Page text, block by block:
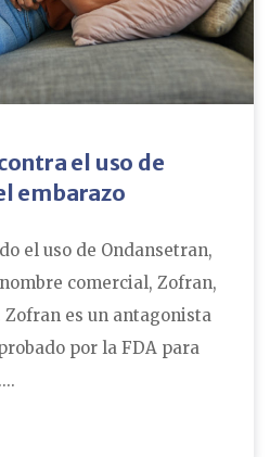
el uso de
embarazo
el uso de Ondansetran,
comercial, Zofran,
es un antagonista
por la FDA para
FDA ADVIERTE CONTRA